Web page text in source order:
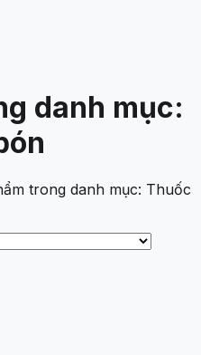
danh mục:
trong danh mục: Thuốc